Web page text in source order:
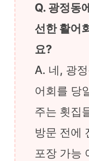
Q. 광정동
선한 활어
요?
A. 네, 광
어회를 당
주는 횟집
방문 전에
포장 가능